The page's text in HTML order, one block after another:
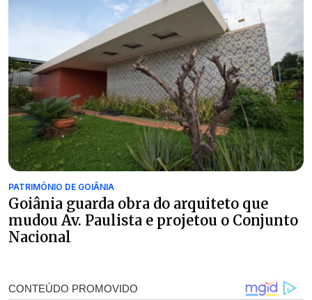
PATRIMÔNIO DE GOIÂNIA
Goiânia guarda obra do arquiteto que
mudou Av. Paulista e projetou o Conjunto
Nacional